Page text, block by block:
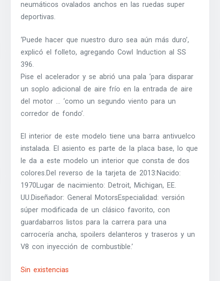
neumáticos ovalados anchos en las ruedas super
deportivas.
‘Puede hacer que nuestro duro sea aún más duro’,
explicó el folleto, agregando Cowl Induction al SS
396.
Pise el acelerador y se abrió una pala ‘para disparar
un soplo adicional de aire frío en la entrada de aire
del motor … ‘como un segundo viento para un
corredor de fondo’.
El interior de este modelo tiene una barra antivuelco
instalada. El asiento es parte de la placa base, lo que
le da a este modelo un interior que consta de dos
colores.Del reverso de la tarjeta de 2013:Nacido:
1970Lugar de nacimiento: Detroit, Michigan, EE.
UU.Diseñador: General MotorsEspecialidad: versión
súper modificada de un clásico favorito, con
guardabarros listos para la carrera para una
carrocería ancha, spoilers delanteros y traseros y un
V8 con inyección de combustible.’
Sin existencias